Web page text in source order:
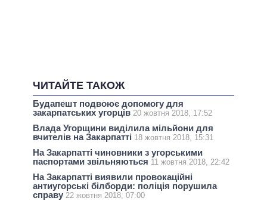
ЧИТАЙТЕ ТАКОЖ
Будапешт подвоює допомогу для
закарпатських угорців 20 жовтня 2018, 17:52
Влада Угорщини виділила мільйони для
вчителів на Закарпатті 18 жовтня 2018, 15:31
На Закарпатті чиновники з угорськими
паспортами звільняються 11 жовтня 2018, 22:42
На Закарпатті виявили провокаційні
антиугорські білборди: поліція порушила
справу 22 жовтня 2018, 07:00